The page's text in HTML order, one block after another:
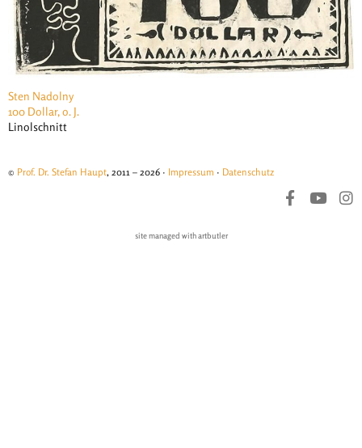
Sten Nadolny
100 Dollar, o. J.
Linolschnitt
© Prof. Dr. Stefan Haupt, 2011 – 2026 · Impressum · Datenschutz
site managed with artbutler